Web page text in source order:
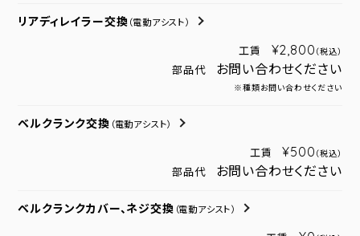
リアディレイラー交換 （電動アシスト）
工賃 ¥2,800 （税込）
部品代 お問い合わせください
※種類お問い合わせください
ベルクランク交換 （電動アシスト）
工賃 ¥500 （税込）
部品代 お問い合わせください
ベルクランクカバー、ネジ交換 （電動アシスト）